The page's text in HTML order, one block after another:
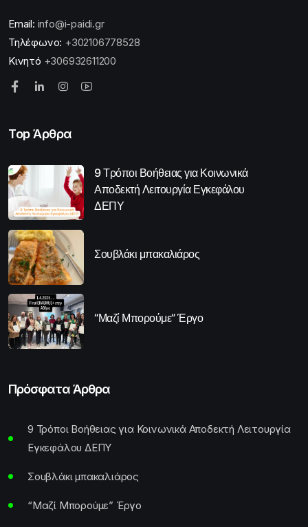
Email: info@i-paidi.gr
Τηλέφωνο: +302106778528
Κινητό +306932611200
Top Άρθρα
9 Τρόποι Βοήθειας για Κοινωνικά
Αποδεκτή Λειτουργία Εγκεφάλου
ΔΕΠΥ
Σουβλάκι μπακαλιάρος
“Μαζί Μπορούμε” Έργο
Πρόσφατα Άρθρα
9 Τρόποι Βοήθειας για Κοινωνικά Αποδεκτή Λειτουργία
Εγκεφάλου ΔΕΠΥ
Σουβλάκι μπακαλιάρος
“Μαζί Μπορούμε” Έργο